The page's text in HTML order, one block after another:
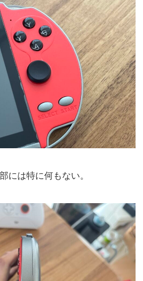
には特に何もない。